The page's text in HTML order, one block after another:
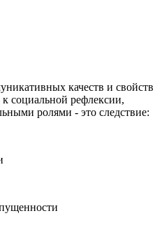
качеств и свойств
социальной рефлексии,
ролями - это следствие: